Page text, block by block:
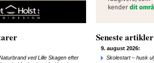
ved Lille Skagen efter
Seneste artikler
9. august 2026:
Skolestart – husk